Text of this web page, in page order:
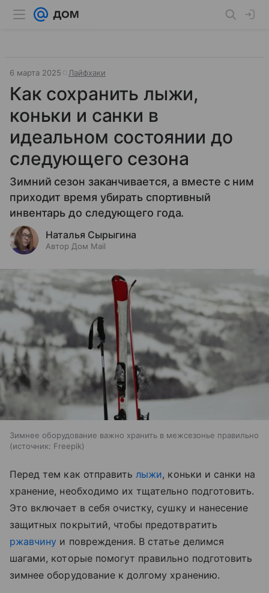
6 марта 2025 Лайфхаки
Как сохранить лыжи,
коньки и санки в
идеальном состоянии до
следующего сезона
Зимний сезон заканчивается, а вместе с ним
приходит время убирать спортивный
инвентарь до следующего года.
Наталья Сырыгина
Автор Дом Mail
Зимнее оборудование важно хранить в межсезонье правильно
источник: Freepik
Перед тем как отправитьлыжи, коньки и санки на
хранение, необходимо их тщательно подготовить.
Это включает в себя очистку, сушку и нанесение
защитных покрытий, чтобы предотвратить
ржавчину и повреждения. В статье делимся
шагами, которые помогут правильно подготовить
зимнее оборудование к долгому хранению.